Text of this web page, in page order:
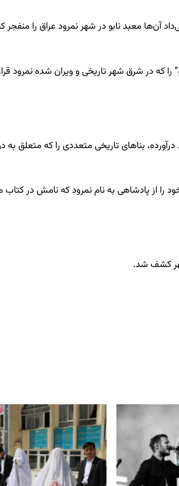
نشان می‌داد آن‌ها معبد نابو در شهر نمرود عراق را
که در شرق شهر تاریخی و ویران شده نمرود
بناهای تاریخی متعددی را که متعلق